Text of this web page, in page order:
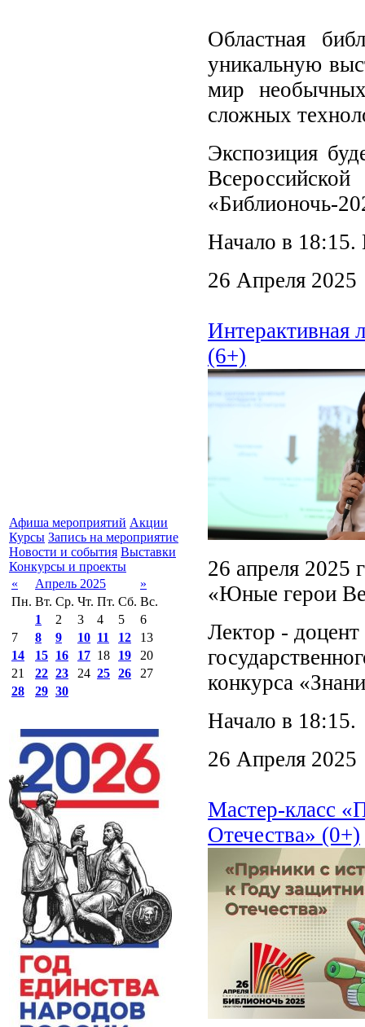
Афиша мероприятий Акции
Курсы Запись на мероприятие
Новости и события Выставки
Конкурсы и проекты
«
Апрель 2025
»
Пн. Вт. Ср. Чт. Пт. Сб. Вс.
1
2 3 4 5
6
7
8 9 10 11 12
13
14
15 16 17 18 19
20
21
22 23 24 25 26
27
28
29 30
Областная
уникальную
мир
сложных
Экспозиция
«Библионочь-
Начало в 18:15.
26 Апреля 2025
Интерактивная
(6+)
26 апреля 2025
«Юные герои
Лектор -
конкурса
Начало в 18:15.
26 Апреля 2025
Мастер-класс
Отечества» (0+)